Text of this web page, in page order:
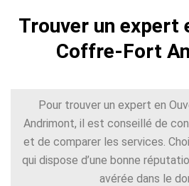
Trouver un expert
Coffre-Fort
Pour trouver un expert en
Andrimont, il est conseillé de
et de comparer les services.
qui dispose d’une bonne
avérée dans le